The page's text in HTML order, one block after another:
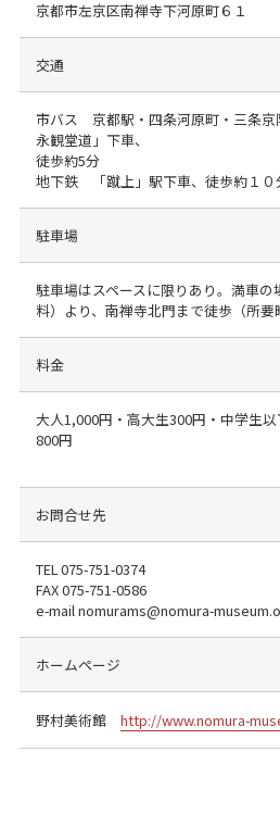
京都市左京区南禅寺下河原町６１
交通
市バス 京都駅・四条河原町・三条京
永観堂道」下車、
徒歩約5分
地下鉄 「蹴上」駅下車、徒歩約１０
駐車場
駐車場はスペースに限りあり。満車
料）より、南禅寺北門まで徒歩（所要
料金
大人1,000円・高大生300円・中学生以
800円
お問合せ先
TEL075-751-0374
FAX075-751-0586
e-mail nomurams@nomura-
ホームページ
野村美術館 http://www.nomura-